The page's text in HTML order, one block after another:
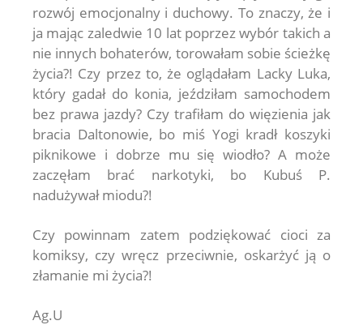
rozwój emocjonalny i duchowy. To znaczy, że i
ja mając zaledwie 10 lat poprzez wybór takich a
nie innych bohaterów, torowałam sobie ścieżkę
życia?! Czy przez to, że oglądałam Lacky Luka,
który gadał do konia, jeździłam samochodem
bez prawa jazdy? Czy trafiłam do więzienia jak
bracia Daltonowie, bo miś Yogi kradł koszyki
piknikowe i dobrze mu się wiodło? A może
zaczęłam brać narkotyki, bo Kubuś P.
nadużywał miodu?!
Czy powinnam zatem podziękować cioci za
komiksy, czy wręcz przeciwnie, oskarżyć ją o
złamanie mi życia?!
Ag.U